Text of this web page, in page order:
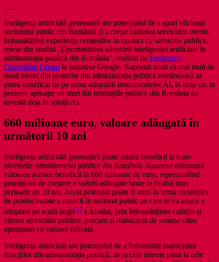
Inteligența artificială generativă are potențialul de a spori eficiența
sectorului public din România și a crește calitatea serviciilor oferite,
îmbunătățind experiența cetățenilor în contact cu serviciile publice,
reiese din studiul „Oportunitatea adoptării inteligenței artificiale în
administrația publică din România”, realizat de Implement
Consulting Group la iniţiativa Google. Raportul arată că mai mult de
două treimi din posturile din administrația publică românească ar
putea beneficia de pe urma adoptării instrumentelor AI, în timp ce, în
prezent, aproape un sfert din instituțiile publice din România au
investit deja în soluții AI.
660 milioane euro, valoare adăugată în
următorii 10 ani
Inteligența artificială generativă poate aduce beneficii la toate
nivelurile administrației publice din România. Raportul estimează
valoarea acestor beneficii la 660 milioane de euro, reprezentând
potențialul de creștere a valorii adăugate brute la finalul unei
perioade de 10 ani. Acest potențial poate fi atins în urma creșterilor
de productivitate a muncii în sectorul public pe care le va aduce o
adoptare pe scară largă[1] a AI-ului, prin îmbunătățirea calității și
vitezei serviciilor publice, precum și realocarea de resurse către
operațiuni cu valoare ridicată.
Inteligența artificială are potențialul de a îmbunătăți majoritatea
funcțiilor din administrația publică, de la cele interne până la cele